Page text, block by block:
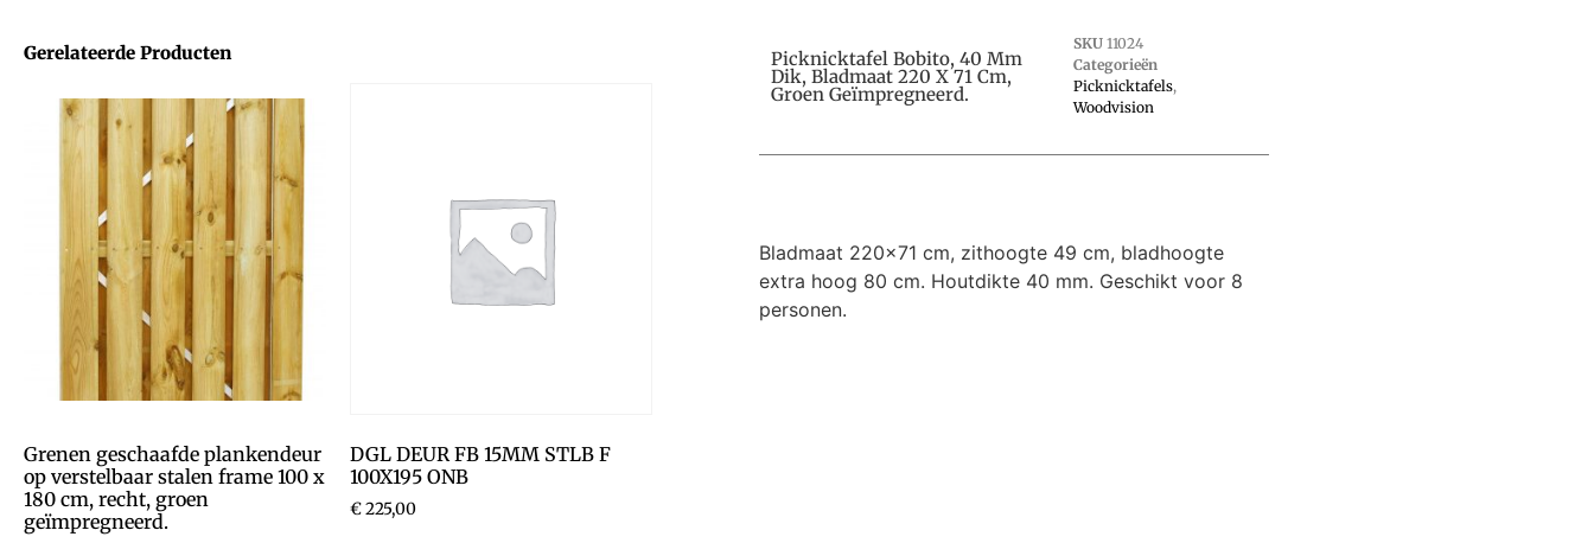
Gerelateerde Producten
Grenen geschaafde plankendeur
op verstelbaar stalen frame 100 x
180 cm, recht, groen
geïmpregneerd.
DGL DEUR FB 15MM STLB F
100X195 ONB
€225,00
Picknicktafel Bobito, 40 Mm
Dik, Bladmaat 220 X 71 Cm,
Groen Geïmpregneerd.
SKU 11024
Categorieën
Picknicktafels,
Woodvision
Bladmaat 220×71 cm, zithoogte 49 cm, bladhoogte
extra hoog 80 cm. Houtdikte 40 mm. Geschikt voor 8
personen.